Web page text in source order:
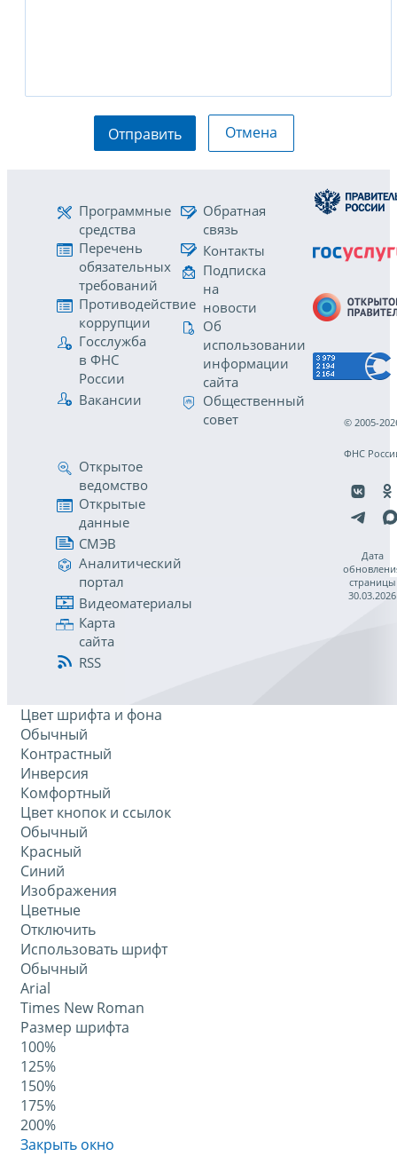
Отправить Отмена
Программные
средства
Перечень
обязательных
требований
Противодействие
коррупции
Госслужба
в ФНС
России
Вакансии
Обратная
связь
Контакты
Подписка
на
новости
Об
использовании
информации
сайта
Общественный
совет
Открытое
ведомство
Открытые
данные
СМЭВ
Аналитический
портал
Видеоматериалы
Карта
сайта
RSS
© 2005-
ФНС
Дата
страницы
30.03.2026
Цвет шрифта и фона
Обычный
Контрастный
Инверсия
Комфортный
Цвет кнопок и ссылок
Обычный
Красный
Синий
Изображения
Цветные
Отключить
Использовать шрифт
Обычный
Arial
Times New Roman
Размер шрифта
100%
125%
150%
175%
200%
Закрыть окно